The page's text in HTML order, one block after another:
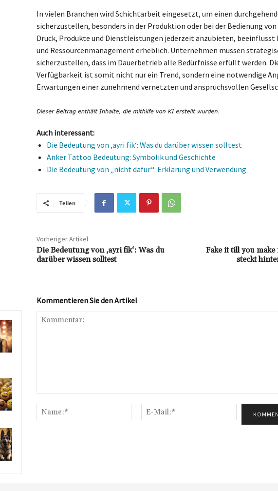
In vielen Branchen wird Schichtarbeit eingesetzt, um einen
sicherzustellen, besonders in der Produktion oder bei der Bedienung von
Druck, Produkte und Dienstleistungen jederzeit anzubieten, beeinflusst
und Ressourcenmanagement erheblich. Unternehmen müssen
sicherzustellen, dass im Dauerbetrieb alle Bedürfnisse erfüllt werden.
Verfügbarkeit ist somit nicht nur ein Trend, sondern eine notwendige
Erwartungen einer zunehmend vernetzten und anspruchsvollen
Auch interessant:
Die Bedeutung von ‚ayri fik‘: Was du darüber wissen solltest
Anker Tattoo Bedeutung: Symbolik und Geschichte
Die Bedeutung von „nicht dafür“: Erklärung und Verwendung
Teilen
Vorheriger Artikel
Die Bedeutung von ‚ayri fik‘: Was du
darüber wissen solltest
Fake it till you
steckt
Kommentieren Sie den Artikel
Name:*
Mail:*